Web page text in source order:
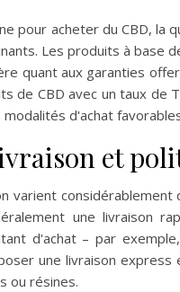
pour acheter du CBD,
Les produits à base
quant aux garanties
de CBD avec un taux de
d'achat
et
varient
une livraison
d'achat – par
une livraison
ou résines.